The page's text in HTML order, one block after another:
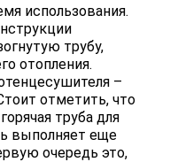
использования.
трубу,
отопления.
–
отметить, что
труба для
выполняет еще
очередь это,